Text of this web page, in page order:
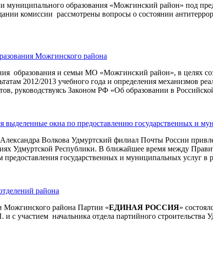
муниципального образования «Можгинский район» под
комиссии рассмотрены вопросы о состоянии
Можгинского района
образования и семьи МО «Можгинский район», в целях
2012/2013 учебного года и определения механизмов
руководствуясь Законом РФ «Об образовании в
выделенные окна по предоставлению государственных и
Волкова Удмуртский филиал Почты России
Удмуртской Республики. В ближайшее время между
предоставления государственных и муниципальных услуг
района
Можгинского района Партии «ЕДИНАЯ РОССИЯ»
с участием начальника отдела партийного строительства